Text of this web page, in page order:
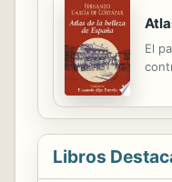
El
Libros